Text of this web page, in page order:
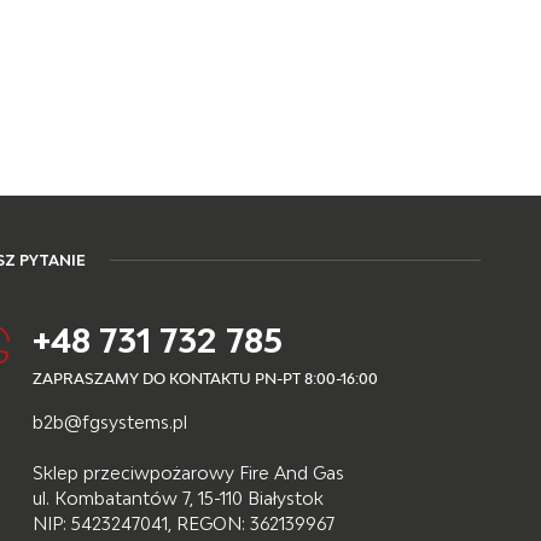
PYTANIE
+48 731 732 785
ZAPRASZAMY DO KONTAKTU PN-PT 8:00-16:00
b2b@fgsystems.pl
Sklep przeciwpożarowy Fire And Gas
ul. Kombatantów 7, 15-110 Białystok
NIP: 5423247041, REGON: 362139967